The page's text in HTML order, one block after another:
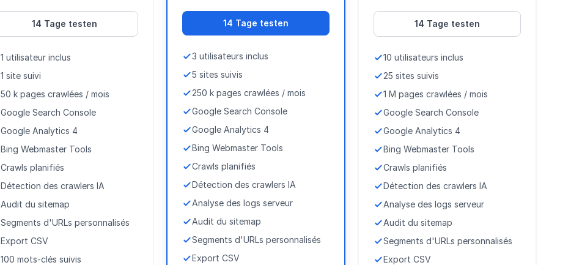
14 Tage testen
1 utilisateur inclus
1 site suivi
50 k pages crawlées / mois
Google Search Console
Google Analytics 4
Bing Webmaster Tools
Crawls planifiés
Détection des crawlers IA
Audit du sitemap
Segments d'URLs personnalisés
Export CSV
100 mots-clés suivis
14 Tage testen
3 utilisateurs inclus
5 sites suivis
250 k pages crawlées / mois
Google Search Console
Google Analytics 4
Bing Webmaster Tools
Crawls planifiés
Détection des crawlers IA
Analyse des logs serveur
Audit du sitemap
Segments d'URLs personnalisés
Export CSV
14 Tage testen
10 utilisateurs inclus
25 sites suivis
1 M pages crawlées / mois
Google Search Console
Google Analytics 4
Bing Webmaster Tools
Crawls planifiés
Détection des crawlers IA
Analyse des logs serveur
Audit du sitemap
Segments d'URLs personnalisés
Export CSV